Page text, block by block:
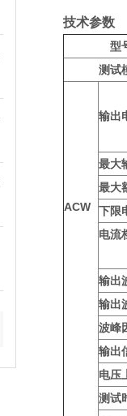
技术参数
型
测试
ACW
输出
最大
最大
下限
电流
输出
输出
波峰
输出
电压
测试